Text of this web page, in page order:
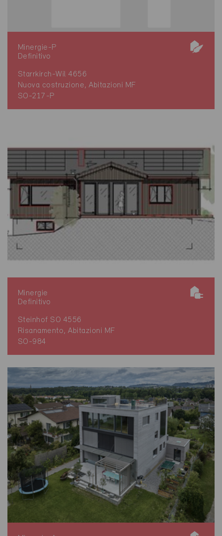
Minergie-P
Definitivo
Starrkirch-Wil 4656
Nuova costruzione, Abitazioni MF
SO-217-P
Minergie
Definitivo
Steinhof SO 4556
Risanamento, Abitazioni MF
SO-984